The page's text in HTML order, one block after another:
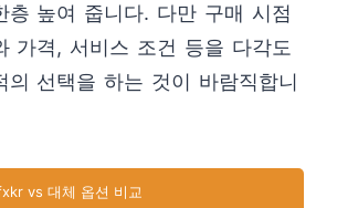
층 높여 줍니다. 다만 구매 시점
가격, 서비스 조건 등을 다각도
의 선택을 하는 것이 바람직합니
vs 대체 옵션 비교